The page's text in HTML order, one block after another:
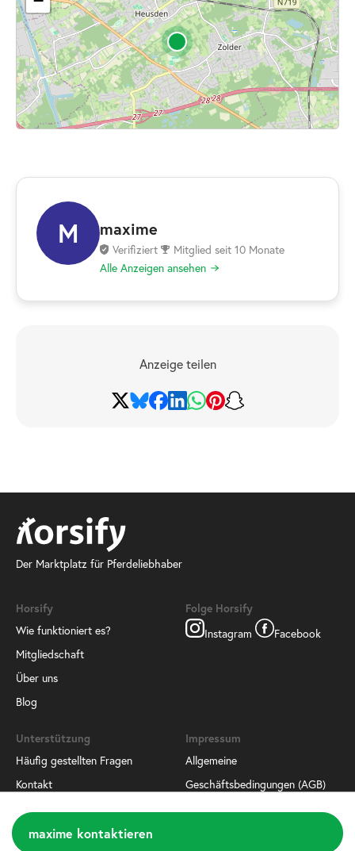
M maxime
Verifiziert
Mitglied seit 10 Monate
Alle Anzeigen ansehen
maxime kontaktieren
Anzeige teilen
Der Marktplatz für Pferdeliebhaber
Horsify
Wie funktioniert es?
Mitgliedschaft
Über uns
Blog
Folge Horsify
Instagram
Facebook
Unterstützung
Häufig gestellten Fragen
Kontakt
Impressum
Allgemeine
Geschäftsbedingungen (AGB)